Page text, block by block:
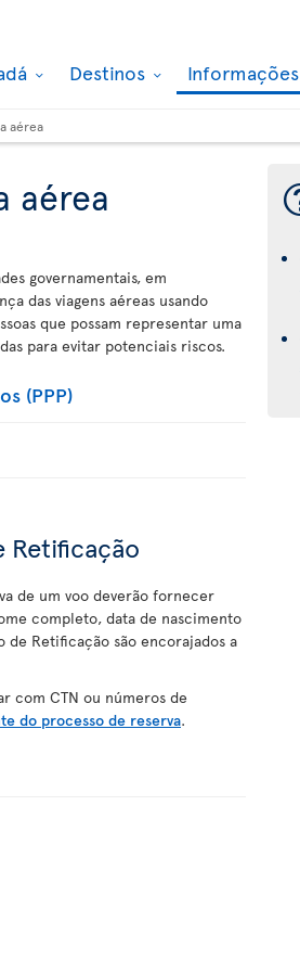
Destinos
aérea
aérea
governamentais, em
das viagens aéreas usando
que possam representar uma
para evitar potenciais riscos.
(PPP)
Retificação
de um voo deverão fornecer
completo, data de nascimento
de Retificação são encorajados a
com CTN ou números de
do processo de reserva.